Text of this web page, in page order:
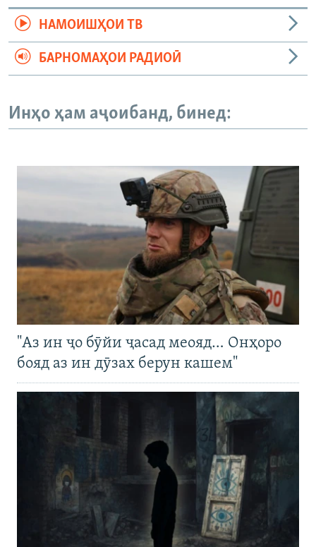
НАМОИШҲОИ ТВ
БАРНОМАҲОИ РАДИОӢ
Инҳо ҳам аҷоибанд, бинед:
"Аз ин ҷо бӯйи ҷасад меояд… Онҳоро
бояд аз ин дӯзах берун кашем"